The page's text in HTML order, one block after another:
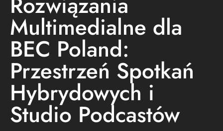
Multimedialne dla
BEC Poland:
Przestrzeń Spotkań
Hybrydowych i
Studio Podcastów​